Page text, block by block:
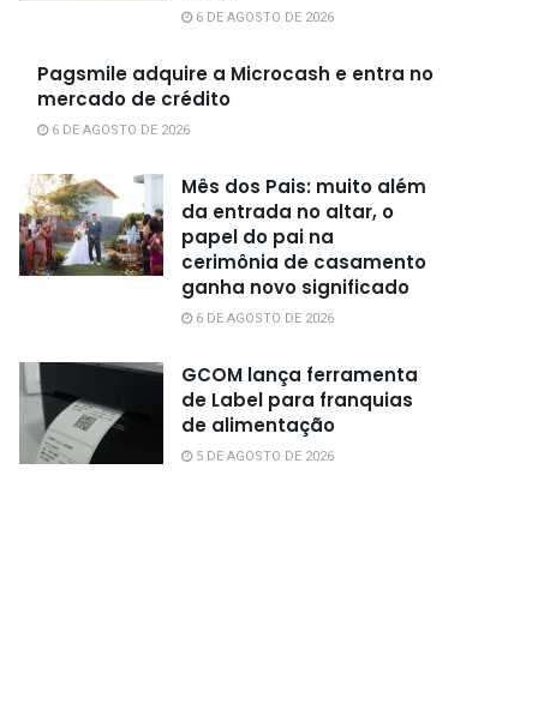
6 DE AGOSTO DE 2026
Pagsmile adquire a Microcash e entra no
mercado de crédito
6 DE AGOSTO DE 2026
Mês dos Pais: muito além
da entrada no altar, o
papel do pai na
cerimônia de casamento
ganha novo significado
6 DE AGOSTO DE 2026
GCOM lança ferramenta
de Label para franquias
de alimentação
5 DE AGOSTO DE 2026